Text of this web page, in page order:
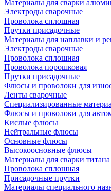
Материалы для сварки
Электроды сварочные
Проволока сплошная
Прутки присадочные
Материалы для наплавки и
Электроды сварочные
Проволока сплошная
Проволока порошковая
Прутки присадочные
Флюсы и проволоки для
Ленты сварочные
Специализированные
Флюсы и проволоки для
Кислые флюсы
Нейтральные флюсы
Основные флюсы
Высокоосновные флюсы
Материалы для сварки титана
Проволока сплошная
Присадочные прутки
Материалы специального